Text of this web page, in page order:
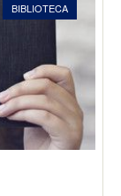
BIBLIOTECA